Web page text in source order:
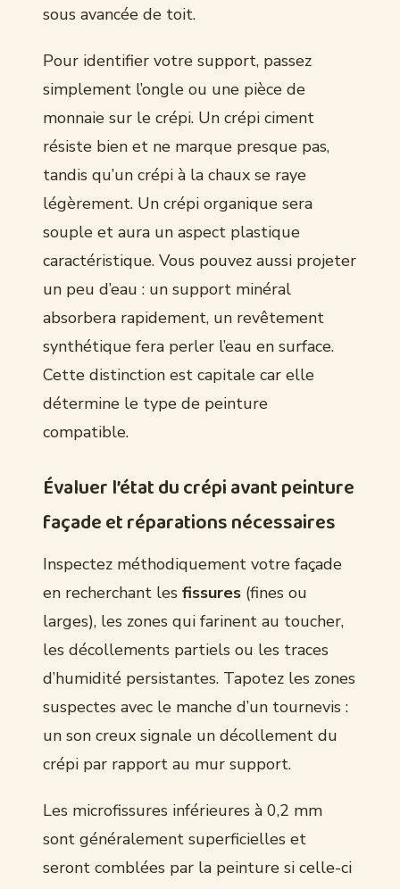
sous avancée de toit.
Pour identifier votre support, passez
simplement l’ongle ou une pièce de
monnaie sur le crépi. Un crépi ciment
résiste bien et ne marque presque pas,
tandis qu’un crépi à la chaux se raye
légèrement. Un crépi organique sera
souple et aura un aspect plastique
caractéristique. Vous pouvez aussi projeter
un peu d’eau : un support minéral
absorbera rapidement, un revêtement
synthétique fera perler l’eau en surface.
Cette distinction est capitale car elle
détermine le type de peinture
compatible.
Évaluer l’état du crépi avant peinture
façade et réparations nécessaires
Inspectez méthodiquement votre façade
en recherchant les fissures (fines ou
larges), les zones qui farinent au toucher,
les décollements partiels ou les traces
d’humidité persistantes. Tapotez les zones
suspectes avec le manche d’un tournevis :
un son creux signale un décollement du
crépi par rapport au mur support.
Les microfissures inférieures à 0,2 mm
sont généralement superficielles et
seront comblées par la peinture si celle-ci